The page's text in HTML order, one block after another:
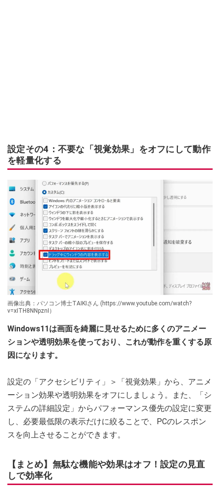
設定その4：不要な「視覚効果」をオフにして動作
を軽量化する
画像出典：パソコン博士TAIKIさん (https://www.youtube.com/watch?
v=xITH8NNpznI）
Windows11は画面を綺麗に見せるために多くのアニメー
ションや透明効果を使っており、これが動作を重くする原
因になります。
設定の「アクセシビリティ」＞「視覚効果」から、アニメ
ーション効果や透明効果をオフにしましょう。また、「シ
ステムの詳細設定」からパフォーマンス優先の設定に変更
し、必要最低限の表示だけに絞ることで、PCのレスポン
スを向上させることができます。
【まとめ】無駄な機能や効果はオフ！設定の見直
しで効率化